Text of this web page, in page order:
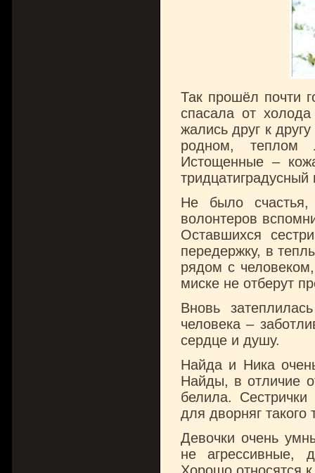
Так прошёл почти
спасала от
жались друг к
родном, теплом
Истощенные –
Не было счастья,
волонтеров
Оставшихся
передержку, в
рядом с
миске не отберут
Вновь
человека –
сердце и душу.
Найда и Ника
Найды, в отличие
белила.
для дворняг
Девочки очень
не агрессивные,